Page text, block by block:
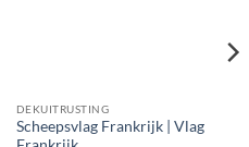
DEKUITRUSTING
Scheepsvlag Frankrijk | Vlag